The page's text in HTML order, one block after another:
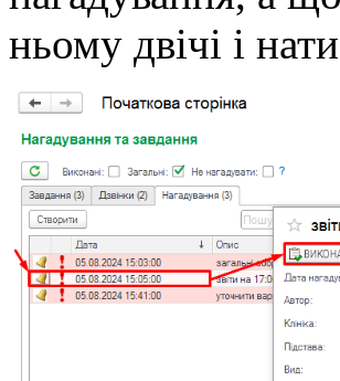
ньому двічі і